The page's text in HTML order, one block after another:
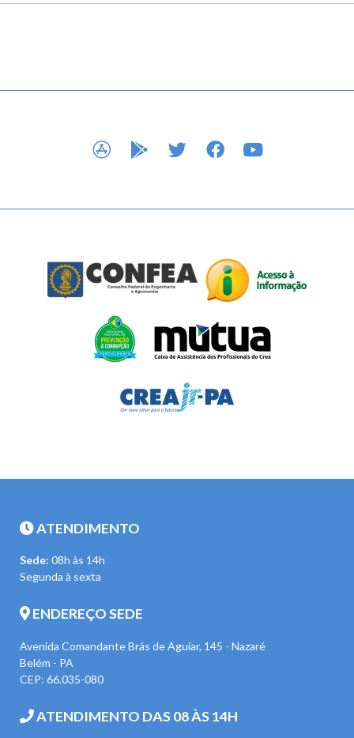
APP STOREGOOGLE PLAY
TWITTERFACEBOOK
ATENDIMENTO
Sede: 08h às 14h
Segunda à sexta
ENDEREÇO SEDE
Avenida Comandante Brás de Aguiar, 145 - Nazaré
Belém - PA
CEP: 66.035-080
ATENDIMENTO DAS 08 ÀS 14H